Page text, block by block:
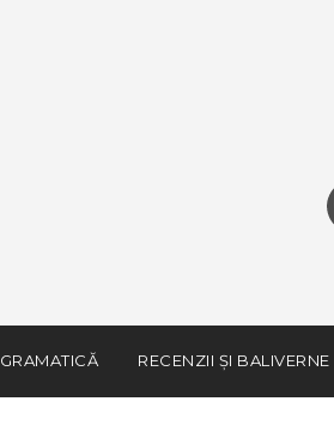
GRAMATICĂ RECENZII ȘI BALIVERNE